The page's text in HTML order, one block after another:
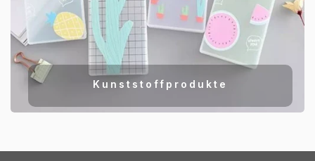
Kunststoffprodukte